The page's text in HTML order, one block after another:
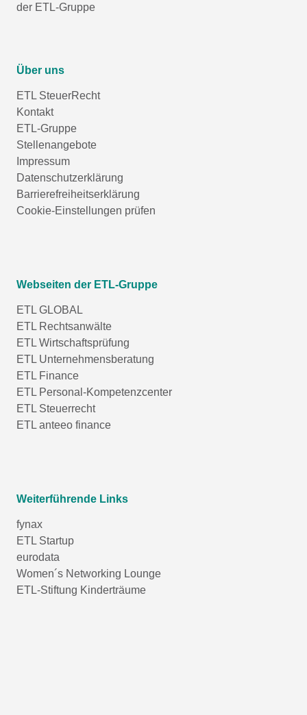
der ETL-Gruppe
Über uns
ETL SteuerRecht
Kontakt
ETL-Gruppe
Stellenangebote
Impressum
Datenschutzerklärung
Barrierefreiheitserklärung
Cookie-Einstellungen prüfen
Webseiten der ETL-Gruppe
ETL GLOBAL
ETL Rechtsanwälte
ETL Wirtschaftsprüfung
ETL Unternehmensberatung
ETL Finance
ETL Personal-Kompetenzcenter
ETL Steuerrecht
ETL anteeo finance
Weiterführende Links
fynax
ETL Startup
eurodata
Women´s Networking Lounge
ETL-Stiftung Kinderträume